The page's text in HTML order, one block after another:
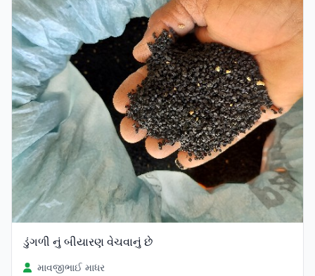
ડુંગળી નું બીયારણ વેચવાનું છે
માવજીભાઈ માધર